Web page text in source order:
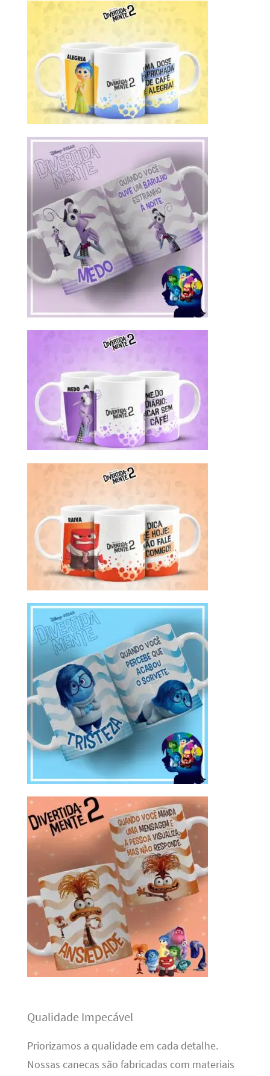
Qualidade Impecável
Priorizamos a qualidade em cada detalhe.
Nossas canecas são fabricadas com materiais